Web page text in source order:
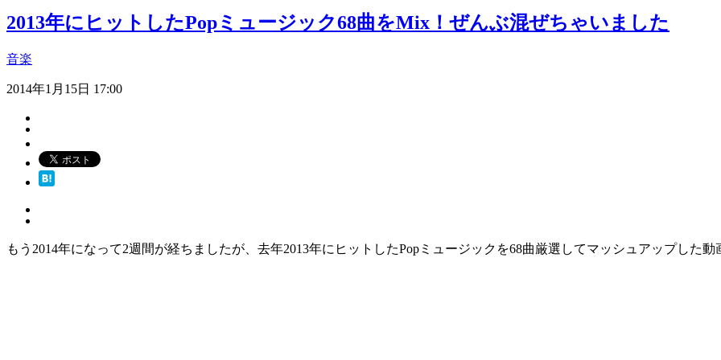
2013年にヒットしたPopミュージック68曲をMix！ぜんぶ混ぜちゃいました
音楽
2014年1月15日 17:00
もう2014年になって2週間が経ちましたが、去年2013年にヒットしたPopミュージックを68曲厳選してマッシュアップした動